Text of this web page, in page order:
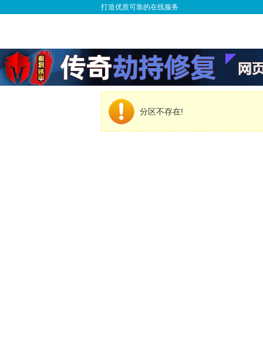
打造优质可靠的在线服务
分区不存在!